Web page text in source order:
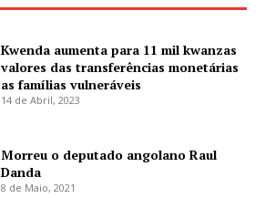
Kwenda aumenta para 11 mil kwanzas
valores das transferências monetárias
as famílias vulneráveis
14 de Abril, 2023
Morreu o deputado angolano Raul
Danda
8 de Maio, 2021